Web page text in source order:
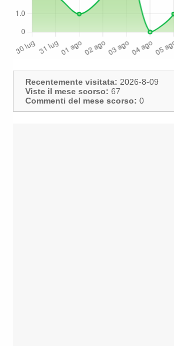
Recentemente visitata: 2026-8-09
Viste il mese scorso: 67
Commenti del mese scorso: 0